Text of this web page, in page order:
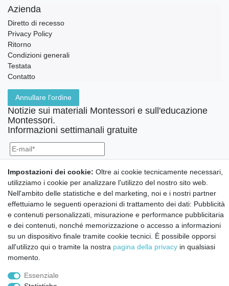
Azienda
Diretto di recesso
Privacy Policy
Ritorno
Condizioni generali
Testata
Contatto
Annullare l'ordine
Notizie sui materiali Montessori e sull'educazione
Montessori.
Informazioni settimanali gratuite
in qualsiasi momento.
Iscriviti a
© Copyright 2026 | Tutti i diritti riservati.
Impostazioni dei cookie: Oltre ai cookie tecnicamente necessari,
utilizziamo i cookie per analizzare l'utilizzo del nostro sito web.
Nell'ambito delle statistiche e del marketing, noi e i nostri partner
effettuiamo le seguenti operazioni di trattamento dei dati: Pubblicità
e contenuti personalizzati, misurazione e performance pubblicitaria
e dei contenuti, nonché memorizzazione o accesso a informazioni
su un dispositivo finale tramite cookie tecnici. È possibile opporsi
all'utilizzo qui o tramite la nostra pagina della privacy in qualsiasi
momento.
Essenziale